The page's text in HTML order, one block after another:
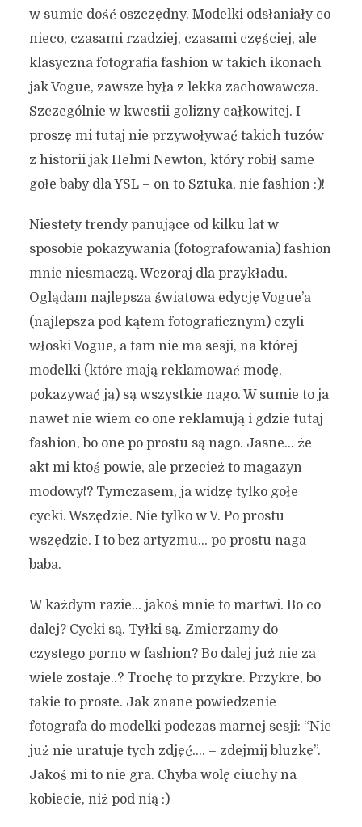
w sumie dość oszczędny. Modelki odsłaniały co
nieco, czasami rzadziej, czasami częściej, ale
klasyczna fotografia fashion w takich ikonach
jak Vogue, zawsze była z lekka zachowawcza.
Szczególnie w kwestii golizny całkowitej. I
proszę mi tutaj nie przywoływać takich tuzów
z historii jak Helmi Newton, który robił same
gołe baby dla YSL – on to Sztuka, nie fashion :)!
Niestety trendy panujące od kilku lat w
sposobie pokazywania (fotografowania) fashion
mnie niesmaczą. Wczoraj dla przykładu.
Oglądam najlepsza światowa edycję Vogue’a
(najlepsza pod kątem fotograficznym) czyli
włoski Vogue, a tam nie ma sesji, na której
modelki (które mają reklamować modę,
pokazywać ją) są wszystkie nago. W sumie to ja
nawet nie wiem co one reklamują i gdzie tutaj
fashion, bo one po prostu są nago. Jasne… że
akt mi ktoś powie, ale przecież to magazyn
modowy!? Tymczasem, ja widzę tylko gołe
cycki. Wszędzie. Nie tylko w V. Po prostu
wszędzie. I to bez artyzmu… po prostu naga
baba.
W każdym razie… jakoś mnie to martwi. Bo co
dalej? Cycki są. Tyłki są. Zmierzamy do
czystego porno w fashion? Bo dalej już nie za
wiele zostaje..? Trochę to przykre. Przykre, bo
takie to proste. Jak znane powiedzenie
fotografa do modelki podczas marnej sesji: “Nic
już nie uratuje tych zdjęć…. – zdejmij bluzkę”.
Jakoś mi to nie gra. Chyba wolę ciuchy na
kobiecie, niż pod nią :)